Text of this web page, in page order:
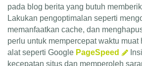
pada blog berita yang butuh
Lakukan pengoptimalan seperti
memanfaatkan cache, dan
perlu untuk mempercepat waktu muat
alat seperti Google PageSpeed
kecepatan situs dan memperoleh